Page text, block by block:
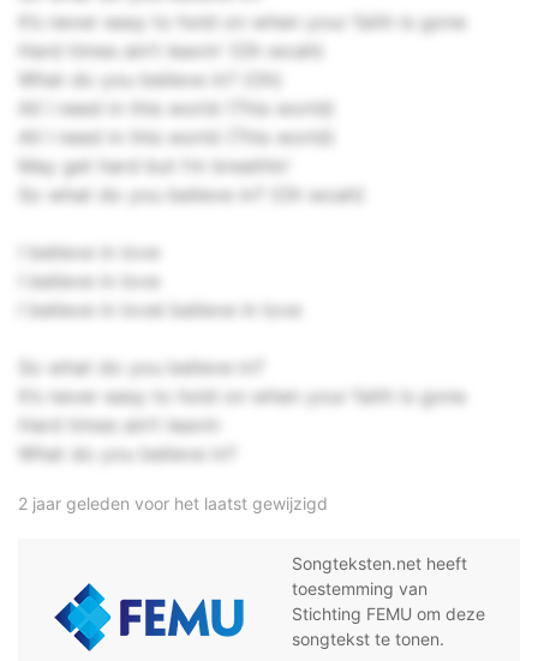
It’s never easy to hold on when your faith is gone
Hard times ain’t leavin’ (Oh woah)
What do you believe in? (Oh)
All I need in this world (This world)
All I need in this world (This world)
May get hard but I’m breathin’
So what do you believe in? (Oh woah)
I believe in love
I believe in love
I believe in loveI believe in love
So what do you believe in?
It’s never easy to hold on when your faith is gone
Hard times ain’t leavin
What do you believe in?
2 jaar geleden voor het laatst gewijzigd
Songteksten.net heeft
toestemming van
Stichting FEMU om deze
songtekst te tonen.